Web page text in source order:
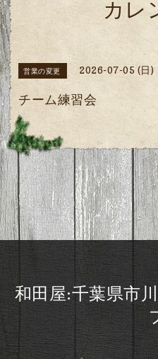
カレ
営業の変更 2026-07-05 (日)
チーム練習会
和田屋:千葉県市